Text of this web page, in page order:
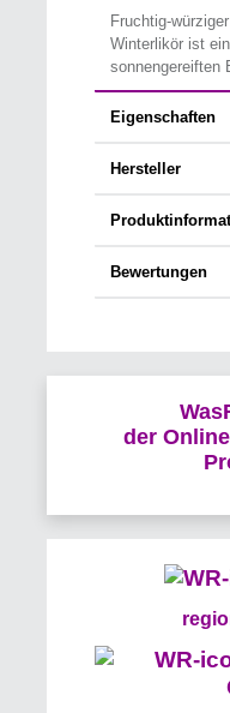
Fruchtig-
Winterlikör ist
sonnengereiften
Eigenschaften
Hersteller
Bewertungen
der